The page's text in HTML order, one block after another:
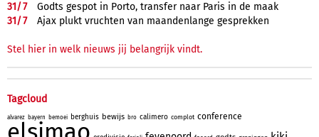
31/7
Godts gespot in Porto, transfer naar Paris in de maak
31/7 Ajax plukt vruchten van maandenlange gesprekken
Stel hier in welk nieuws jij belangrijk vindt.
Tagcloud
alvarez bayern bemoei berghuis bewijs bro calimero complot conference